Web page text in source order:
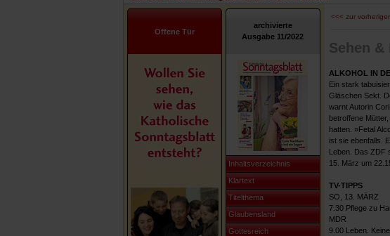
Offene Tür
archivierte
Ausgabe 11/2022
Inhaltsverzeichnis
Klartext
Titelthema
Glaubensland
Gottesreich
<<< zur
Sehen &
ALKOHOL IN
Ein stark
Gläschen Sekt.
warnt Autorin
betroffene
hatten. »Fetal
ist sie ebenfalls.
Leben. Das ZDF
15. März um
TV-TIPPS
SO, 13. MÄRZ
7.30 Pflege zu
MDR
9.00 Leben.